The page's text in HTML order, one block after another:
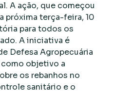
A ação, que começou
próxima terça-feira, 10
para todos os
A iniciativa é
Defesa Agropecuária
objetivo a
os rebanhos no
sanitário e o